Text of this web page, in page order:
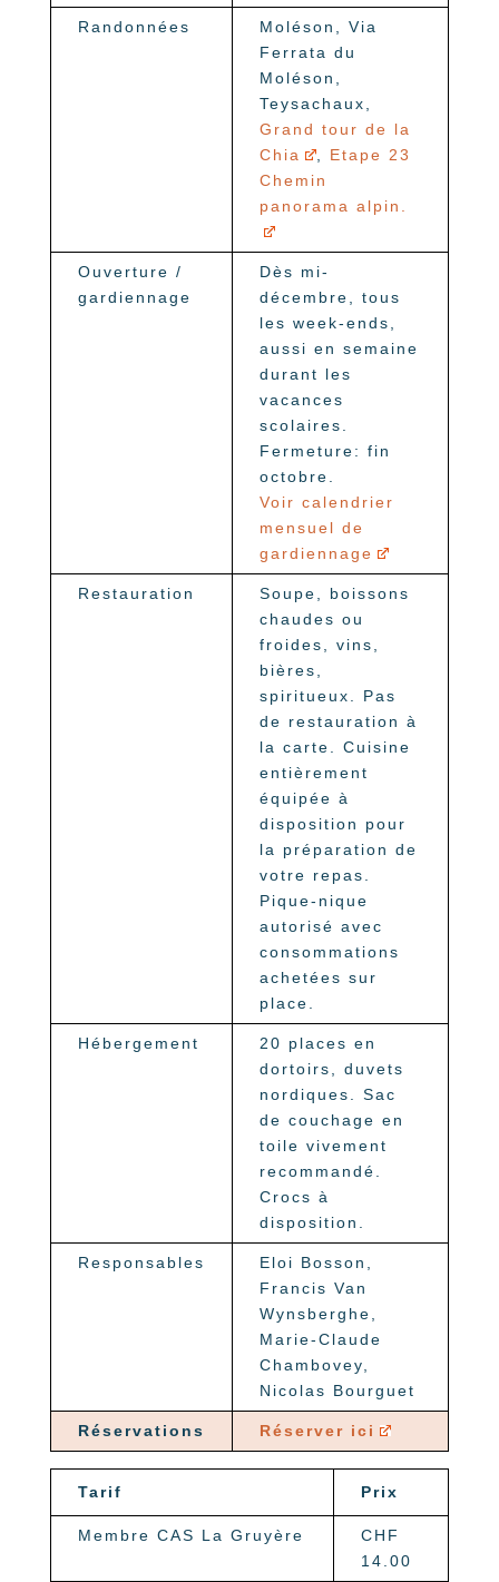
Randonnées
Moléson, Via
Ferrata du
Moléson,
Teysachaux,
Grand tour de la
Chia
, Etape 23
Chemin
panorama alpin.
Ouverture /
gardiennage
Dès mi-
décembre, tous
les week-ends,
aussi en semaine
durant les
vacances
scolaires.
Fermeture: fin
octobre.
Voir calendrier
mensuel de
gardiennage
Restauration
Soupe, boissons
chaudes ou
froides, vins,
bières,
spiritueux. Pas
de restauration à
la carte. Cuisine
entièrement
équipée à
disposition pour
la préparation de
votre repas.
Pique-nique
autorisé avec
consommations
achetées sur
place.
Hébergement
20 places en
dortoirs, duvets
nordiques. Sac
de couchage en
toile vivement
recommandé.
Crocs à
disposition.
Responsables
Eloi Bosson,
Francis Van
Wynsberghe,
Marie-Claude
Chambovey,
Nicolas Bourguet
Réservations Réserver ici
Tarif Prix
Membre CAS La Gruyère
CHF
14.00